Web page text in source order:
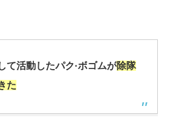
て活動したパク·ボゴムが除隊
た